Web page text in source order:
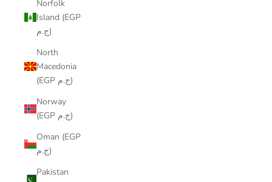
Norfolk
Island (EGP
ج.م)
North
Macedonia
(EGP ج.م)
Norway
(EGP ج.م)
Oman (EGP
ج.م)
Pakistan